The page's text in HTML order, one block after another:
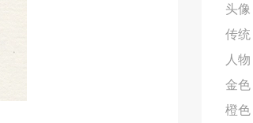
头像
传统
人物
金色
橙色